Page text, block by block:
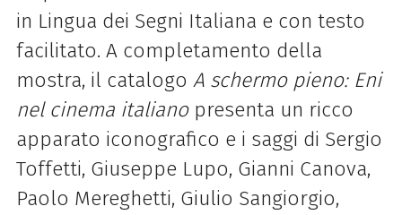
in Lingua dei Segni Italiana e con testo
facilitato. A completamento della
mostra, il catalogo A schermo pieno: Eni
nel cinema italianopresenta un ricco
apparato iconografico e i saggi di Sergio
Toffetti, Giuseppe Lupo, Gianni Canova,
Paolo Mereghetti, Giulio Sangiorgio,